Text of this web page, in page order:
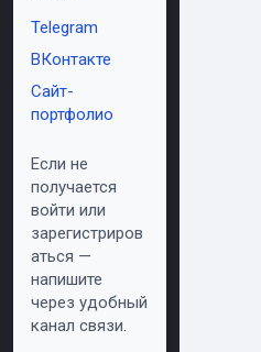
Telegram
ВКонтакте
Сайт-
портфолио
Если не
получается
войти или
зарегистриров
аться —
напишите
через удобный
канал связи.